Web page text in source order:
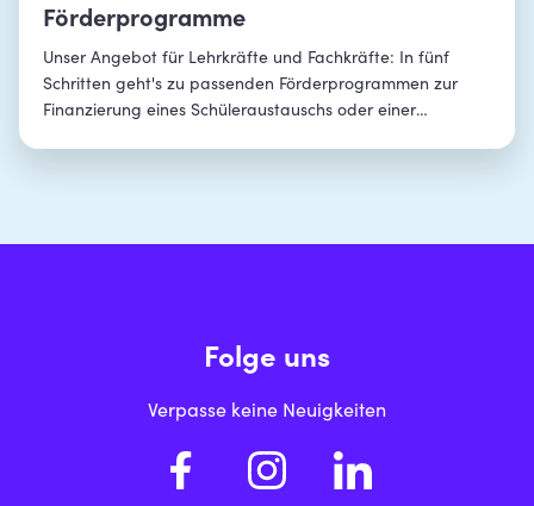
Förderprogramme
Unser Angebot für Lehrkräfte und Fachkräfte: In fünf
Schritten geht's zu passenden Förderprogrammen zur
Finanzierung eines Schüleraustauschs oder einer
Folge uns
Verpasse keine Neuigkeiten